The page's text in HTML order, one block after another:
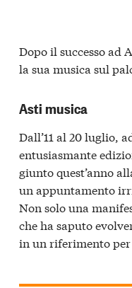
Dopo il successo ad
la sua musica sul
Asti musica
Dall’11 al 20 luglio,
entusiasmante
giunto quest’anno
un appuntamento
Non solo una
che ha saputo
in un riferimento per